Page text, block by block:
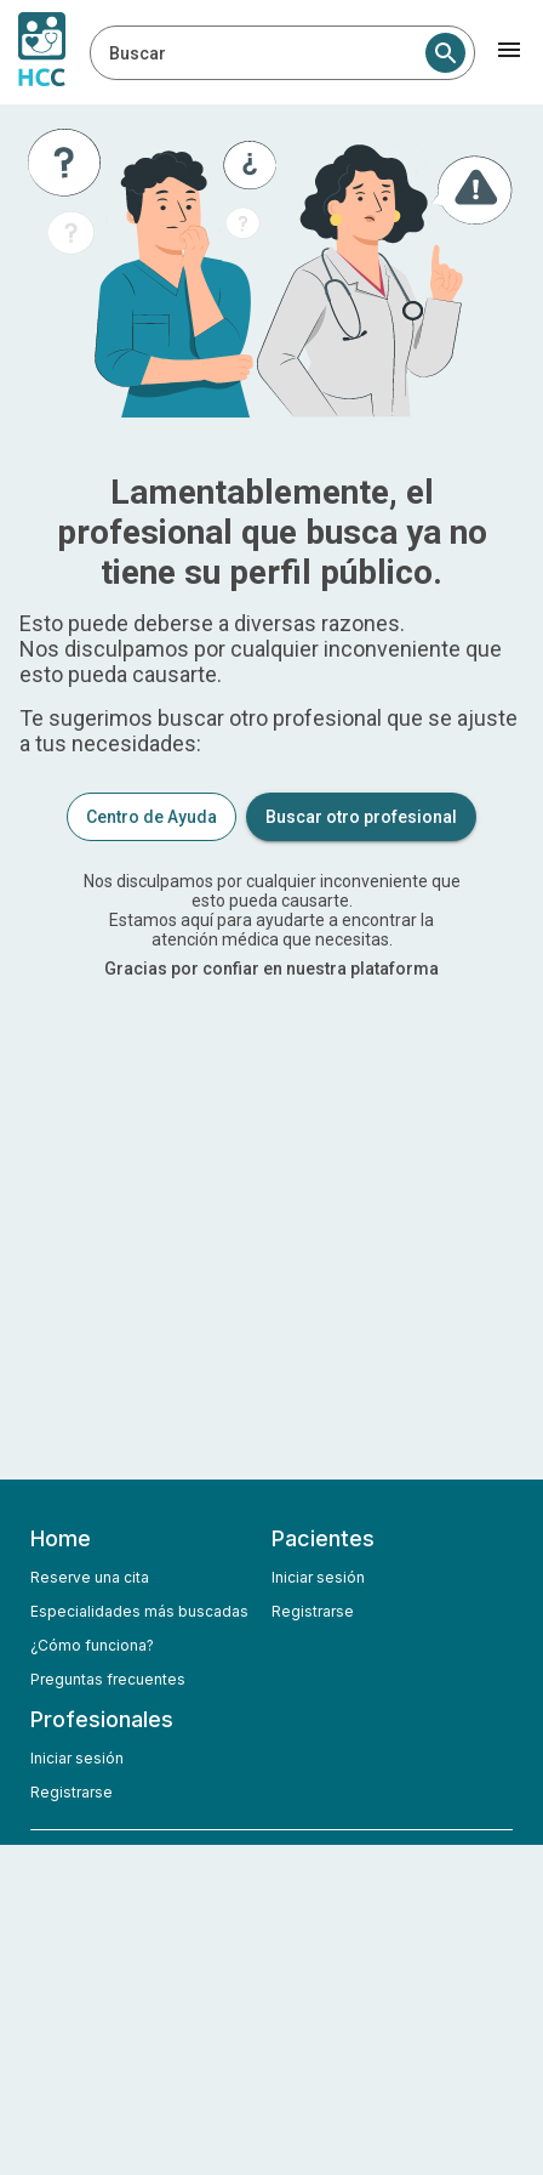
Buscar
Lamentablemente, el
profesional que busca ya no
tiene su perfil público.
Esto puede deberse a diversas razones.
Nos disculpamos por cualquier inconveniente que
esto pueda causarte.
Te sugerimos buscar otro profesional que se ajuste
a tus necesidades:
Centro de Ayuda Buscar otro profesional
Nos disculpamos por cualquier inconveniente que
esto pueda causarte.
Estamos aquí para ayudarte a encontrar la
atención médica que necesitas.
Gracias por confiar en nuestra plataforma
Home
Reserve una cita
Especialidades más buscadas
¿Cómo funciona?
Preguntas frecuentes
Pacientes
Iniciar sesión
Registrarse
Profesionales
Iniciar sesión
Registrarse